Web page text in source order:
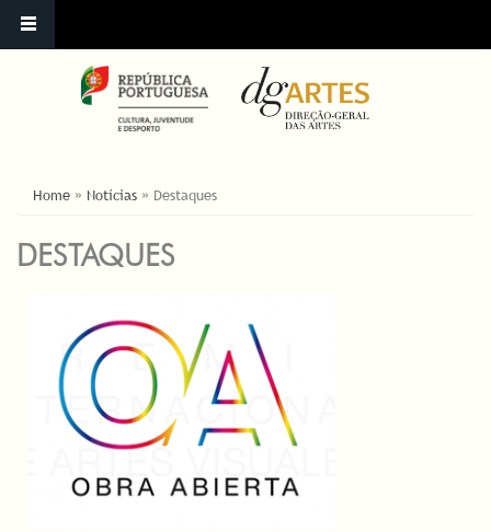
ESTÁ AQUI
Home » Notícias » Destaques
DESTAQUES